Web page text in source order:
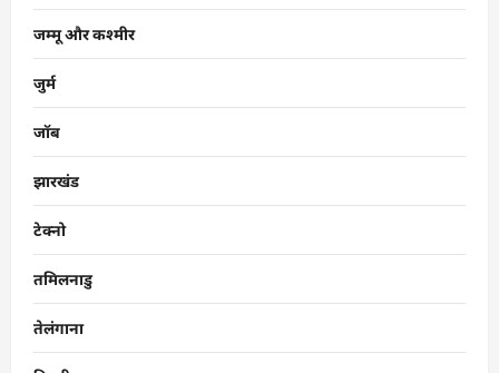
जम्मू और कश्मीर
जुर्म
जॉब
झारखंड
टेक्नो
तमिलनाडु
तेलंगाना